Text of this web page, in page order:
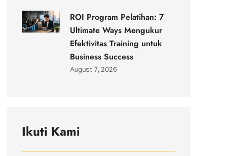
ROI Program Pelatihan: 7
Ultimate Ways Mengukur
Efektivitas Training untuk
Business Success
August 7, 2026
Ikuti Kami